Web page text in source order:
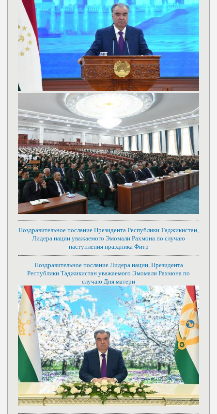
Поздравительное послание Президента Республики Таджикистан,
Лидера нации уважаемого Эмомали Рахмона по случаю
наступления праздника Фитр
Поздравительное послание Лидера нации, Президента
Республики Таджикистан уважаемого Эмомали Рахмона по
случаю Дня матери